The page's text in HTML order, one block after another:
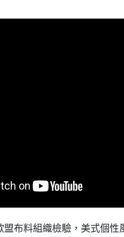
盟布料組織檢驗，美式個性